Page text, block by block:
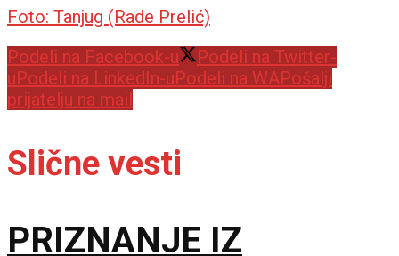
Foto: Tanjug (Rade Prelić)
Podeli na Facebook-u
Podeli na Twitter-
uPodeli na LinkedIn-uPodeli na WAPošalji
prijatelju na mail
Slične vesti
PRIZNANJE IZ